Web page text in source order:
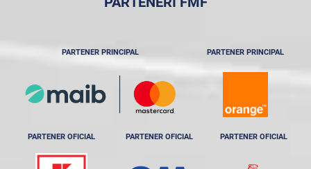
PARTENER PRINCIPAL PARTENER PRINCIPAL
PARTENER OFICIAL PARTENER OFICIAL PARTENER OFICIAL